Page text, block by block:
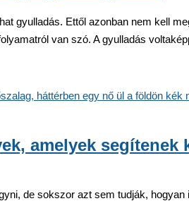
gyulladás. Ettől azonban nem kell
van szó. A gyulladás
amelyek segítenek
de sokszor azt sem tudják, hogyan